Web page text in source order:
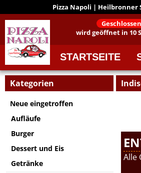
Pizza Napoli | Heilbronner
Geschlossen
wird geöffnet in 10
STARTSEITE
Kategorien
Neue eingetroffen
Aufläufe
Burger
Dessert und Eis
Getränke
Alle